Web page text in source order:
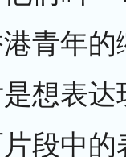
青年
想表
段中